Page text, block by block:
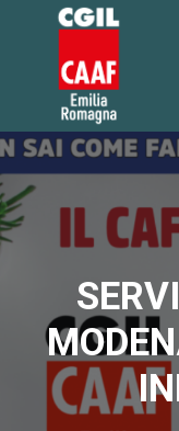
TEO RISPONDE
DOVE SIAMO
NOTIZIE
LAVORA CON NOI